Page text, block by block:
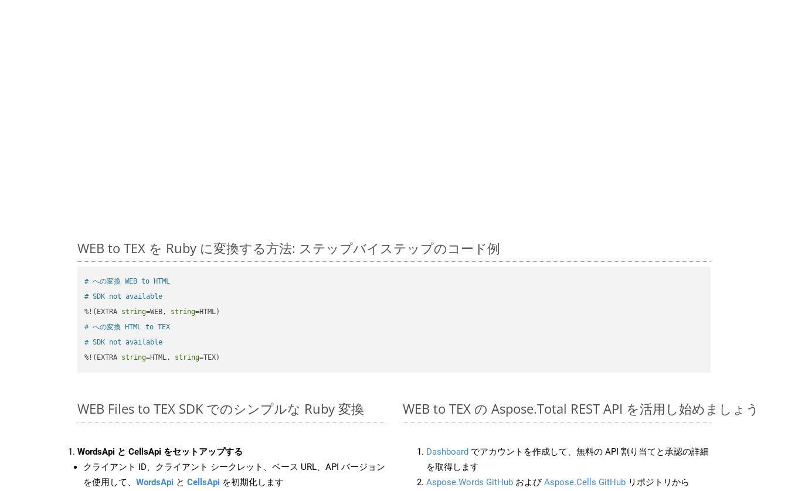
WEB to TEX を Ruby に変換する方法: ステップバイステップのコード例
# への変換 WEB to HTML
# SDK not available
%!(EXTRA string=WEB, string
# への変換 HTML to TEX
# SDK not available
%!(EXTRA string=HTML, string=TEX)
WEB Files to TEX SDK でのシンプルな Ruby 変換
WordsApi と CellsApi をセットアップする
クライアント ID、クライアント シークレット、ベース URL、API バージョン
を使用して、 WordsApi と CellsApi を初期化します
WEB to TEX の Aspose.Total REST API を活用し始めましょう
Dashboard でアカウントを作成して、無料の API 割り当てと承認の詳細
を取得します
Aspose.Words GitHub およびAspose.Cells GitHub リポジトリから